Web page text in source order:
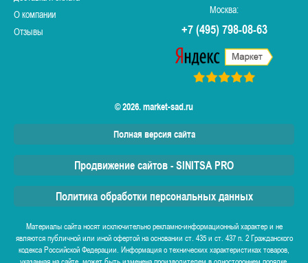
О компании
Отзывы
Москва:
+7 (495) 798-08-63
© 2026. market-sad.ru
Полная версия сайта
Продвижение сайтов - SINITSA PRO
Политика обработки персональных данных
Материалы сайта носят исключительно рекламно-информационный характер и не
являются публичной или иной офертой на основании ст. 435 и ст. 437 п. 2 Гражданского
кодекса Российской Федерации. Информация о технических характеристиках товаров,